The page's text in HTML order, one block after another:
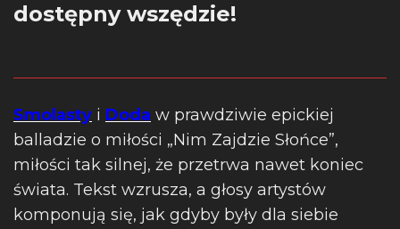
dostępny wszędzie!
Smolasty i Doda w prawdziwie epickiej
balladzie o miłości „Nim Zajdzie Słońce”,
miłości tak silnej, że przetrwa nawet koniec
świata. Tekst wzrusza, a głosy artystów
komponują się, jak gdyby były dla siebie